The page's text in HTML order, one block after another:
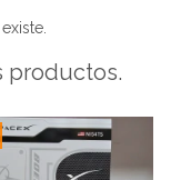
productos.